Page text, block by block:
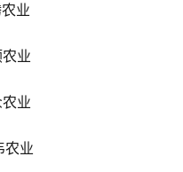
业
业
业
农业